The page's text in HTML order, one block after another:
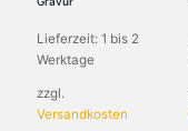
Lieferzeit: 1 bis 2
Werktage
zzgl.
Versandkosten